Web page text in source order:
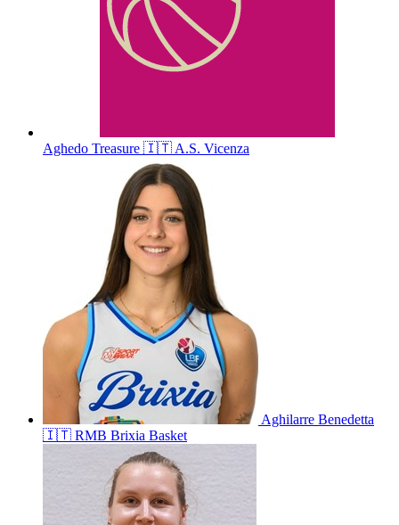
Aghedo Treasure 🇮🇹A.S. Vicenza
Aghilarre Benedetta
🇮🇹 RMB Brixia Basket